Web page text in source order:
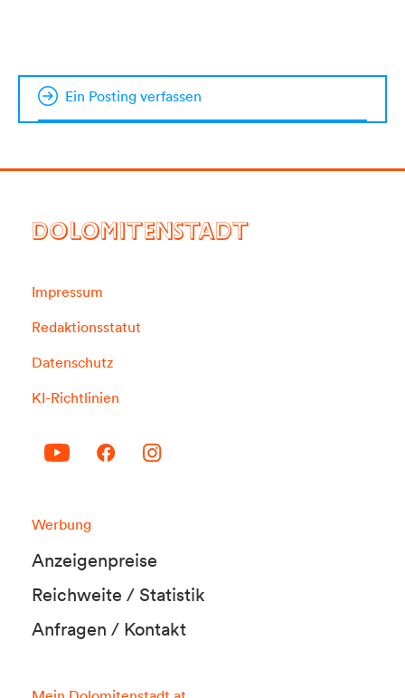
Ein Posting verfassen
DOLOMITENSTADT
Impressum
Redaktionsstatut
Datenschutz
KI-Richtlinien
Werbung
Anzeigenpreise
Reichweite / Statistik
Anfragen / Kontakt